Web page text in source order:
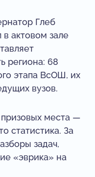
Глеб
актовом зале
региона: 68
этапа ВсОШ, их
вузов.
места —
статистика. За
задач,
«эврика» на